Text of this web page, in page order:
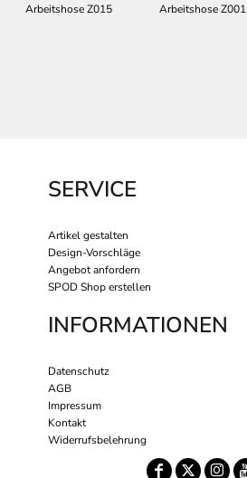
Arbeitshose Z015 Arbeitshose Z001
SERVICE
Artikel gestalten
Design-Vorschläge
Angebot anfordern
SPOD Shop erstellen
INFORMATIONEN
Datenschutz
AGB
Impressum
Kontakt
Widerrufsbelehrung